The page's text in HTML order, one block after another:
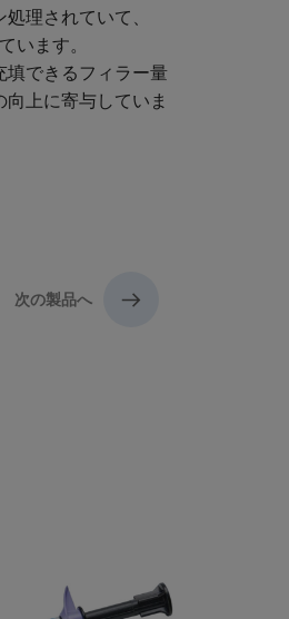
理されていて、
います。
填できるフィラー量
上に寄与していま
次の製品へ